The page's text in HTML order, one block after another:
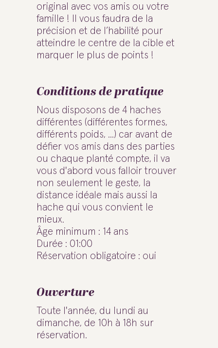
original avec vos amis ou votre
famille ! Il vous faudra de la
précision et de l’habilité pour
atteindre le centre de la cible et
marquer le plus de points !
Conditions de pratique
Nous disposons de 4 haches
différentes (différentes formes,
différents poids, ...) car avant de
défier vos amis dans des parties
ou chaque planté compte, il va
vous d'abord vous falloir trouver
non seulement le geste, la
distance idéale mais aussi la
hache qui vous convient le
mieux.
Âge minimum : 14 ans
Durée : 01:00
Réservation obligatoire : oui
Ouverture
Toute l'année, du lundi au
dimanche, de 10h à 18h sur
réservation.